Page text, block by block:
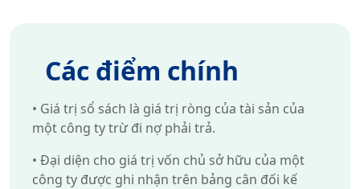
Các điểm chính
• Giá trị sổ sách là giá trị ròng của tài sản của
một công ty trừ đi nợ phải trả.
• Đại diện cho giá trị vốn chủ sở hữu của một
công ty được ghi nhận trên bảng cân đối kế